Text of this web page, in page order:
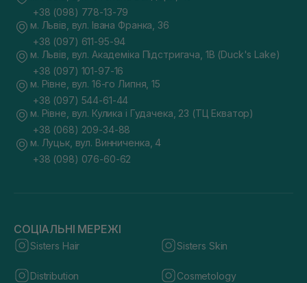
+38 (098) 778-13-79
м. Львів, вул. Івана Франка, 36
+38 (097) 611-95-94
м. Львів, вул. Академіка Підстригача, 1В (Duck's Lake)
+38 (097) 101-97-16
м. Рівне, вул. 16-го Липня, 15
+38 (097) 544-61-44
м. Рівне, вул. Кулика і Гудачека, 23 (ТЦ Екватор)
+38 (068) 209-34-88
м. Луцьк, вул. Винниченка, 4
+38 (098) 076-60-62
СОЦІАЛЬНІ МЕРЕЖІ
Sisters Hair Sisters Skin
Distribution Cosmetology